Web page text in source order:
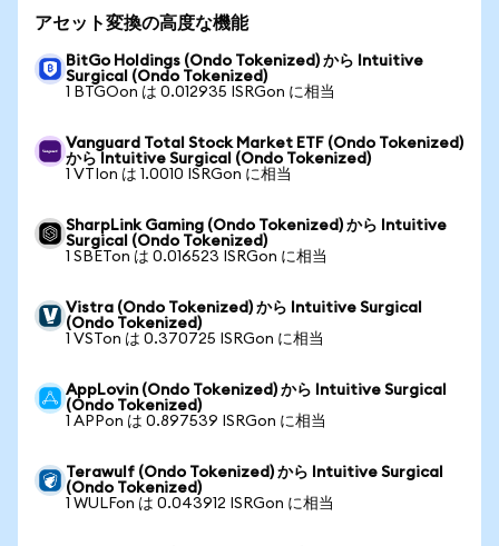
アセット変換の高度な機能
BitGo Holdings (Ondo Tokenized) から Intuitive
Surgical (Ondo Tokenized)
1 BTGOon は 0.012935 ISRGon に相当
Vanguard Total Stock Market ETF (Ondo Tokenized)
から Intuitive Surgical (Ondo Tokenized)
1 VTIon は 1.0010 ISRGon に相当
SharpLink Gaming (Ondo Tokenized) から Intuitive
Surgical (Ondo Tokenized)
1 SBETon は 0.016523 ISRGon に相当
Vistra (Ondo Tokenized) から Intuitive Surgical
(Ondo Tokenized)
1 VSTon は 0.370725 ISRGon に相当
AppLovin (Ondo Tokenized) から Intuitive Surgical
(Ondo Tokenized)
1 APPon は 0.897539 ISRGon に相当
Terawulf (Ondo Tokenized) から Intuitive Surgical
(Ondo Tokenized)
1 WULFon は 0.043912 ISRGon に相当